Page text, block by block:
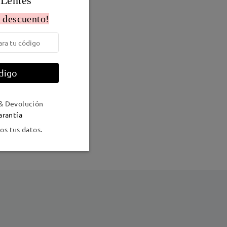
descuento!
Devolución
tus datos.